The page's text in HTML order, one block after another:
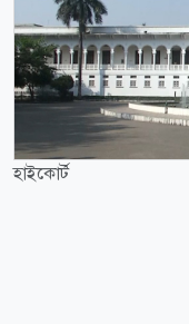
হাইকোর্ট